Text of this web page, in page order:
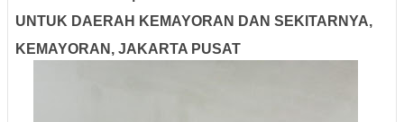
UNTUK DAERAH KEMAYORAN DAN SEKITARNYA,
KEMAYORAN, JAKARTA PUSAT